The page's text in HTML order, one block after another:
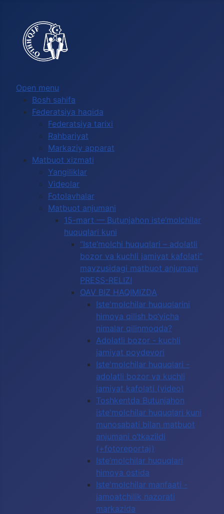
Open menu
Bosh sahifa
Federatsiya haqida
Federatsiya tarixi
Rahbariyat
Markaziy apparat
Matbuot xizmati
Yangiliklar
Videolar
Fotolavhalar
Matbuot anjumani
15-mart — Butunjahon iste’molchilar
huquqlari kuni
“Iste’molchi huquqlari – adolatli
bozor va kuchli jamiyat kafolati”
mavzusidagi matbuot anjumani
PRESS-RELIZI
OAV BIZ HAQIMIZDA
Iste'molchilar huquqlarini
himoya qilish bo‘yicha
nimalar qilinmoqda?
Adolatli bozor - kuchli
jamiyat poydevori
Iste'molchilar huquqlari -
adolatli bozor va kuchli
jamiyat kafolati (video)
Toshkentda Butunjahon
iste'molchilar huquqlari kuni
munosabati bilan matbuot
anjumani o‘tkazildi
(+fotoreportaj)
Iste’molchilar huquqlari
himoya ostida
Iste'molchilar manfaati -
jamoatchilik nazorati
markazida